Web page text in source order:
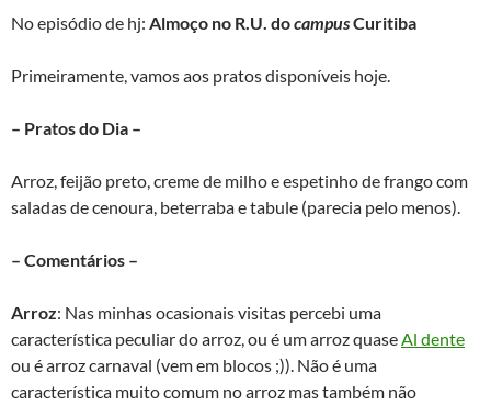
No episódio de hj: Almoço no R.U. docampusCuritiba
Primeiramente, vamos aos pratos disponíveis hoje.
– Pratos do Dia –
Arroz, feijão preto, creme de milho e espetinho de frango com
saladas de cenoura, beterraba e tabule (parecia pelo menos).
– Comentários –
Arroz: Nas minhas ocasionais visitas percebi uma
característica peculiar do arroz, ou é um arroz quaseAl dente
ou é arroz carnaval (vem em blocos ;)). Não é uma
característica muito comum no arroz mas também não